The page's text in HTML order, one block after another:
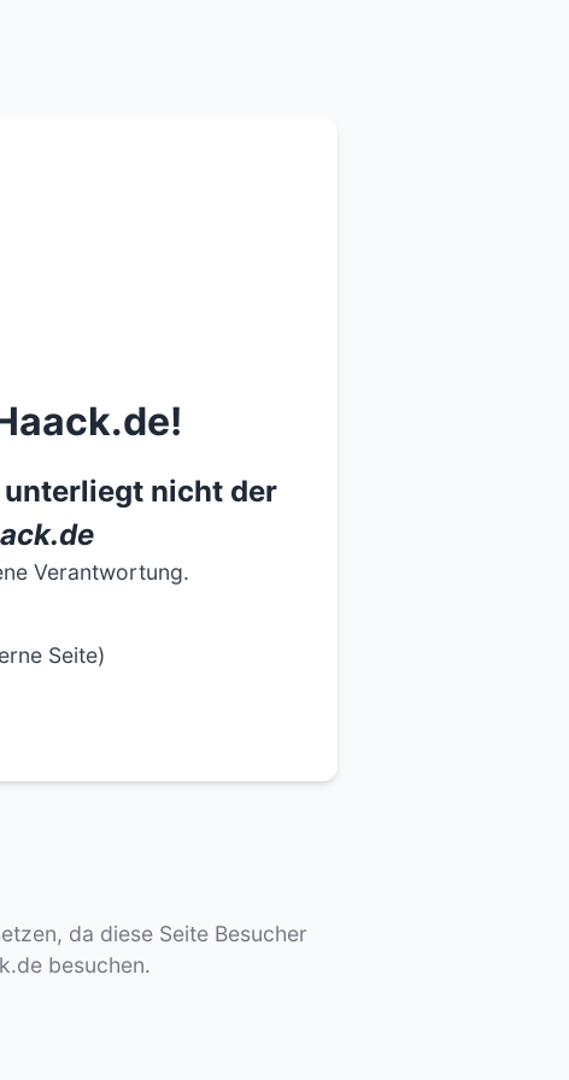
unterliegt nicht der
Verantwortung.
Seite)
da diese Seite Besucher
besuchen.